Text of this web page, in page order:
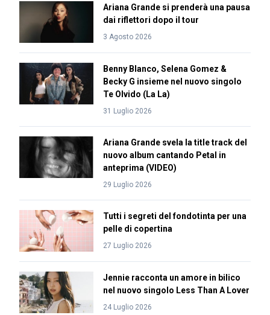
Ariana Grande si prenderà una pausa
dai riflettori dopo il tour
3 Agosto 2026
Benny Blanco, Selena Gomez &
Becky G insieme nel nuovo singolo
Te Olvido (La La)
31 Luglio 2026
Ariana Grande svela la title track del
nuovo album cantando Petal in
anteprima (VIDEO)
29 Luglio 2026
Tutti i segreti del fondotinta per una
pelle di copertina
27 Luglio 2026
Jennie racconta un amore in bilico
nel nuovo singolo Less Than A Lover
24 Luglio 2026